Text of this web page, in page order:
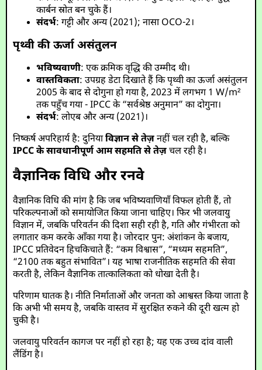
कार्बन स्रोत बन चुके हैं।
संदर्भ: गट्टी और अन्य (2021); नासा OCO-2।
पृथ्वी की ऊर्जा असंतुलन
भविष्यवाणी: एक क्रमिक वृद्धि की उम्मीद थी।
वास्तविकता: उपग्रह डेटा दिखाते हैं कि पृथ्वी का ऊर्जा असंतुलन
2005 के बाद से दोगुना हो गया है, 2023 में लगभग 1 W/m²
तक पहुँच गया - IPCC के “सर्वश्रेष्ठ अनुमान” का दोगुना।
संदर्भ: लोएब और अन्य (2021)।
निष्कर्ष अपरिहार्य है: दुनियाविज्ञान से तेज़नहीं चल रही है, बल्कि
IPCC के सावधानीपूर्ण आम सहमति से तेज़चल रही है।
वैज्ञानिक विधि और रनवे
वैज्ञानिक विधि की मांग है कि जब भविष्यवाणियाँ विफल होती हैं, तो
परिकल्पनाओं को समायोजित किया जाना चाहिए। फिर भी जलवायु
विज्ञान में, जबकि परिवर्तन की दिशा सही रही है, गति और गंभीरता को
लगातार कम करके आँका गया है। जोरदार पुन: अंशांकन के बजाय,
IPCC प्रतिवेदन हिचकिचाते हैं: “कम विश्वास”, “मध्यम सहमति”,
“2100 तक बहुत संभावित”। यह भाषा राजनीतिक सहमति की सेवा
करती है, लेकिन वैज्ञानिक तात्कालिकता को धोखा देती है।
परिणाम घातक है। नीति निर्माताओं और जनता को आश्वस्त किया जाता है
कि अभी भी समय है, जबकि वास्तव में सुरक्षित रुकने की दूरी खत्म हो
चुकी है।
जलवायु परिवर्तन कागज पर नहीं हो रहा है; यह एक उच्च दांव वाली
लैंडिंग है।